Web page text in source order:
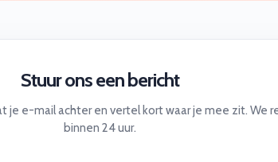
Stuur ons een bericht
je e-mail achter en vertel kort waar je mee zit. We
binnen 24 uur.